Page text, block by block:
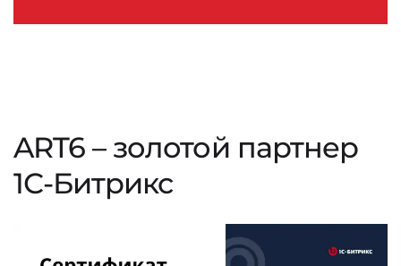
ART6 – золотой партнер
1С-Битрикс